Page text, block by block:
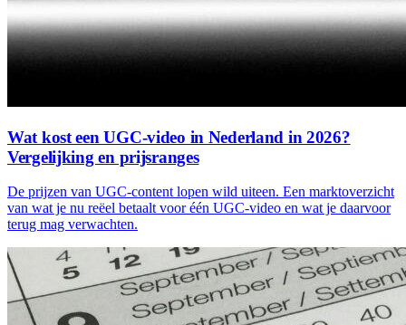
Wat kost een UGC-video in Nederland in 2026?
Vergelijking en prijsranges
De prijzen van UGC-content lopen wild uiteen. Een marktoverzicht
van wat je nu reëel betaalt voor één UGC-video en wat je daarvoor
terug mag verwachten.